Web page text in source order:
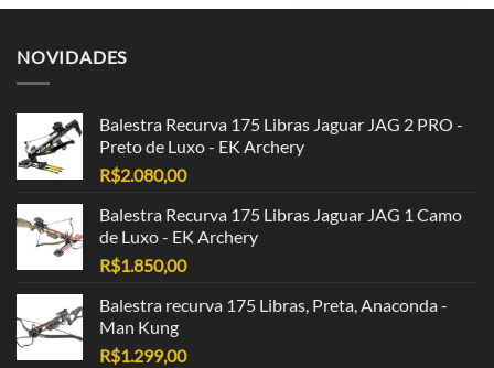
NOVIDADES
Balestra Recurva 175 Libras Jaguar JAG 2 PRO -
Preto de Luxo - EK Archery
R$2.080,00
Balestra Recurva 175 Libras Jaguar JAG 1 Camo
de Luxo - EK Archery
R$1.850,00
Balestra recurva 175 Libras, Preta, Anaconda -
Man Kung
R$1.299,00